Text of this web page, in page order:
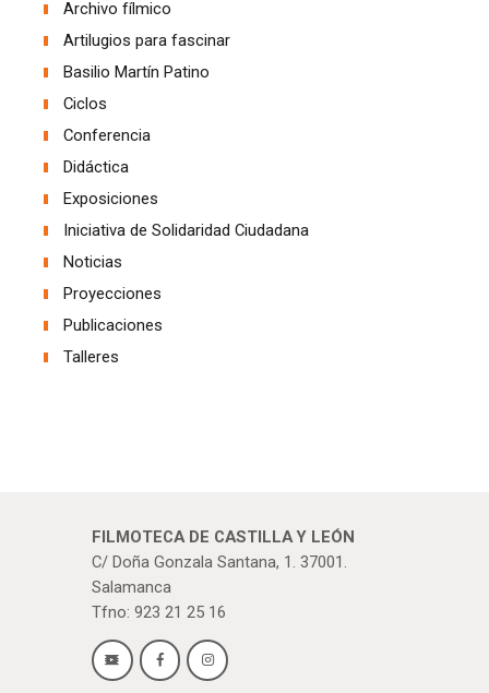
Archivo fílmico
Artilugios para fascinar
Basilio Martín Patino
Ciclos
Conferencia
Didáctica
Exposiciones
Iniciativa de Solidaridad Ciudadana
Noticias
Proyecciones
Publicaciones
Talleres
FILMOTECA DE CASTILLA Y LEÓN
C/ Doña Gonzala Santana, 1. 37001.
Salamanca
Tfno: 923 21 25 16